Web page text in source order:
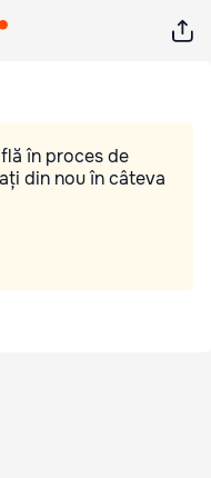
în proces de
din nou în câteva